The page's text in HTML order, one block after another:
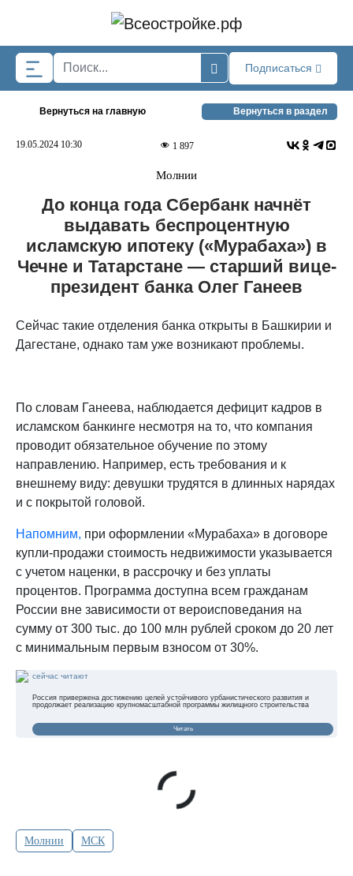
Подписаться
Вернуться на главную Вернуться в раздел
19.05.2024 10:30 1 897
Молнии
До конца года Сбербанк начнёт
выдавать беспроцентную
исламскую ипотеку («Мурабаха») в
Чечне и Татарстане — старший вице-
президент банка Олег Ганеев
Сейчас такие отделения банка открыты в Башкирии и
Дагестане, однако там уже возникают проблемы.
По словам Ганеева, наблюдается дефицит кадров в
исламском банкинге несмотря на то, что компания
проводит обязательное обучение по этому
направлению. Например, есть требования и к
внешнему виду: девушки трудятся в длинных нарядах
и с покрытой головой.
Напомним, при оформлении «Мурабаха» в договоре
купли-продажи стоимость недвижимости указывается
с учетом наценки, в рассрочку и без уплаты
процентов. Программа доступна всем гражданам
России вне зависимости от вероисповедания на
сумму от 300 тыс. до 100 млн рублей сроком до 20 лет
с минимальным первым взносом от 30%.
сейчас читают
Россия привержена достижению целей устойчивого урбанистического развития и
продолжает реализацию крупномасштабной программы жилищного строительства
Читать
Молнии МСК